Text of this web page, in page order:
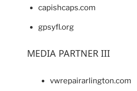
capishcaps.com
gpsyfl.org
MEDIA PARTNER III
vwrepairarlington.com